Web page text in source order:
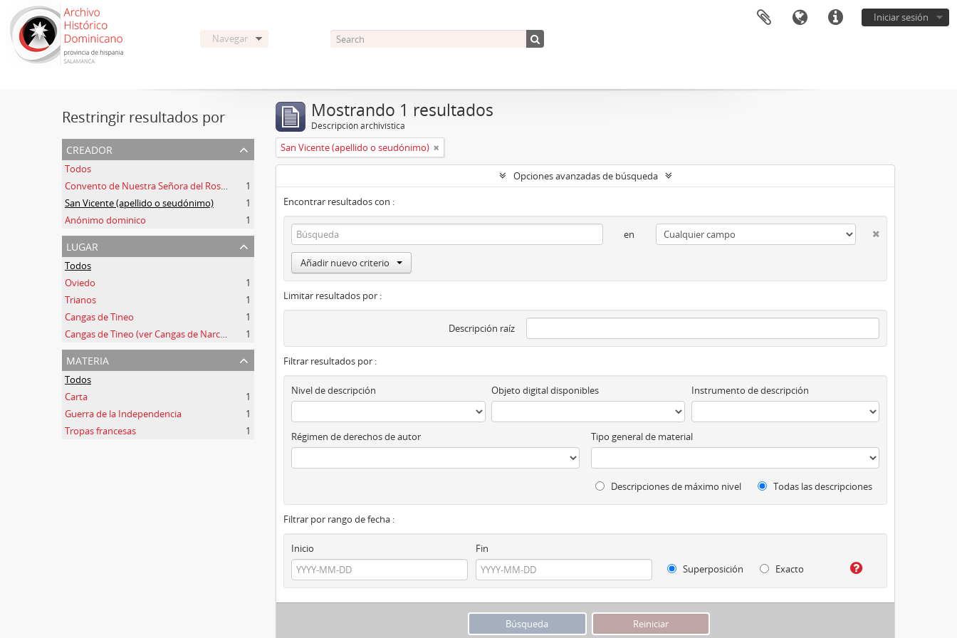
Iniciar sesión
Navegar
Restringir resultados por
creador
Todos
Convento de Nuestra Señora del Rosario de Oviedo
1
San Vicente (apellido o seudónimo)
1
Anónimo dominico
1
lugar
Todos
Oviedo
1
Trianos
1
Cangas de Tineo
1
Cangas de Tineo (ver Cangas de Narcea)
1
materia
Todos
Carta
1
Guerra de la Independencia
1
Tropas francesas
1
Mostrando 1 resultados
Descripción archivística
San Vicente (apellido o seudónimo)
Opciones avanzadas de búsqueda
Encontrar resultados con :
en
Añadir nuevo criterio
Limitar resultados por :
Descripción raíz
Filtrar resultados por :
Nivel de descripción Objeto digital disponibles Instrumento de descripción
Régimen de derechos de autor Tipo general de material
Descripciones de máximo nivel Todas las descripciones
Filtrar por rango de fecha :
Inicio
Fin
Superposición
Exacto